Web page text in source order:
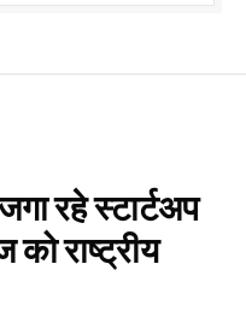
रहे स्टार्टअप
राष्ट्रीय